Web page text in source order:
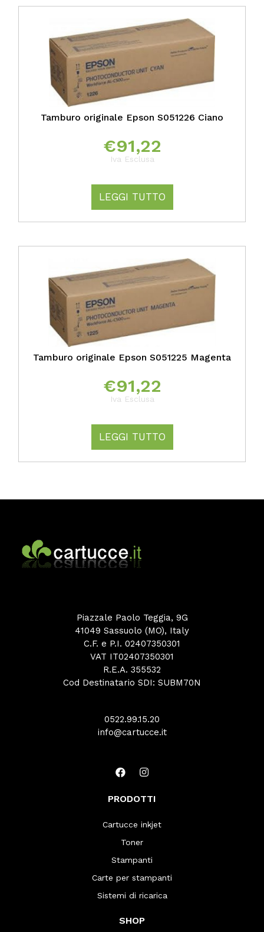
Tamburo originale Epson S051226 Ciano
€91,22
Iva Esclusa
LEGGI TUTTO
Tamburo originale Epson S051225 Magenta
€91,22
Iva Esclusa
LEGGI TUTTO
Piazzale Paolo Teggia, 9G
41049 Sassuolo (MO), Italy
C.F. e P.I. 02407350301
VAT IT02407350301
R.E.A. 355532
Cod Destinatario SDI: SUBM70N
0522.99.15.20
info@cartucce.it
PRODOTTI
Cartucce inkjet
Toner
Stampanti
Carte per stampanti
Sistemi di ricarica
SHOP